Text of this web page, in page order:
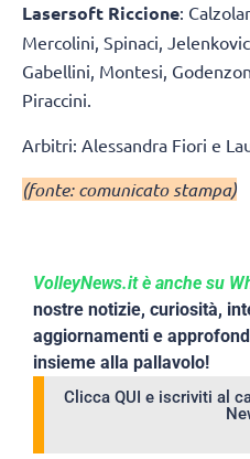
Lasersoft Riccione:
Mercolini, Spinaci,
Gabellini, Montesi,
Piraccini.
Arbitri: Alessandra Fiori e
(fonte: comunicato stampa)
VolleyNews.it è anche su
nostre notizie, curiosità,
aggiornamenti e
insieme alla pallavolo!
Clicca QUI e iscriviti al